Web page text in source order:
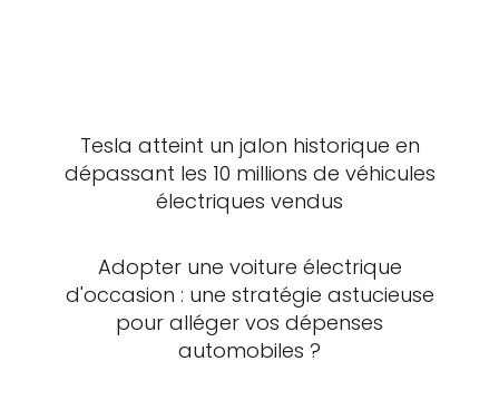
Tesla atteint un jalon historique en
dépassant les 10 millions de véhicules
électriques vendus
Adopter une voiture électrique
d'occasion : une stratégie astucieuse
pour alléger vos dépenses
automobiles ?